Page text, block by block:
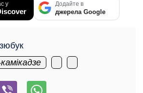
у Додайте в
джерела Google